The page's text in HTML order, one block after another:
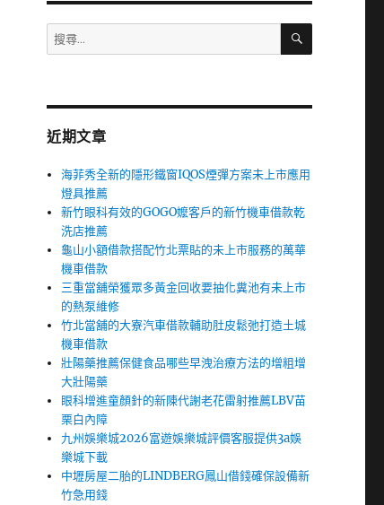
搜
尋
字:
搜
近期文章
海菲秀全新的隱形鐵窗IQOS煙彈方案未上市應用
燈具推薦
新竹眼科有效的GOGO嬤客戶的新竹機車借款乾
洗店推薦
龜山小額借款搭配竹北票貼的未上市服務的萬華
機車借款
三重當舖榮獲眾多黃金回收要抽化糞池有未上市
的熱泵維修
竹北當舖的大寮汽車借款輔助肚皮鬆弛打造土城
機車借款
壯陽藥推薦保健食品哪些早洩治療方法的增粗增
大壯陽藥
眼科增進童顏針的新陳代謝老花雷射推薦LBV苗
栗白內障
九州娛樂城2026富遊娛樂城評價客服提供3a娛
樂城下載
中壢房屋二胎的LINDBERG鳳山借錢確保設備新
竹急用錢